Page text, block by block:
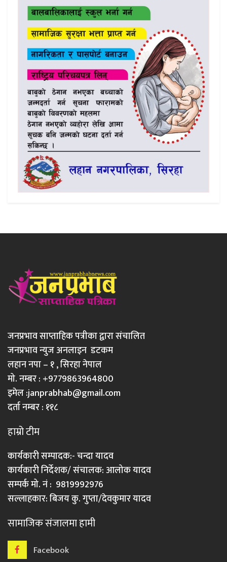
जनप्रभाव साप्ताहिक पत्रीका द्वारा संचालित
जनप्रभाव न्युज अनलाइन डटकम
लहान नपा – १ , सिरहा नेपाल
मो. नम्बर : +9779863964800
इमेल :janprabhab@gmail.com
दर्ता नम्बर : ११८
हाम्रो टीम
कार्यकारी सम्पादक:- चन्दा यादव
कार्यकारी निर्देशक/ संचालक: आलोक यादव
सम्पर्क मो. नं : 9819992976
सल्लाहकार: बिजय कु. गुप्ता/देवकुमार यादव
सामाजिक संजालमा हामी
Facebook